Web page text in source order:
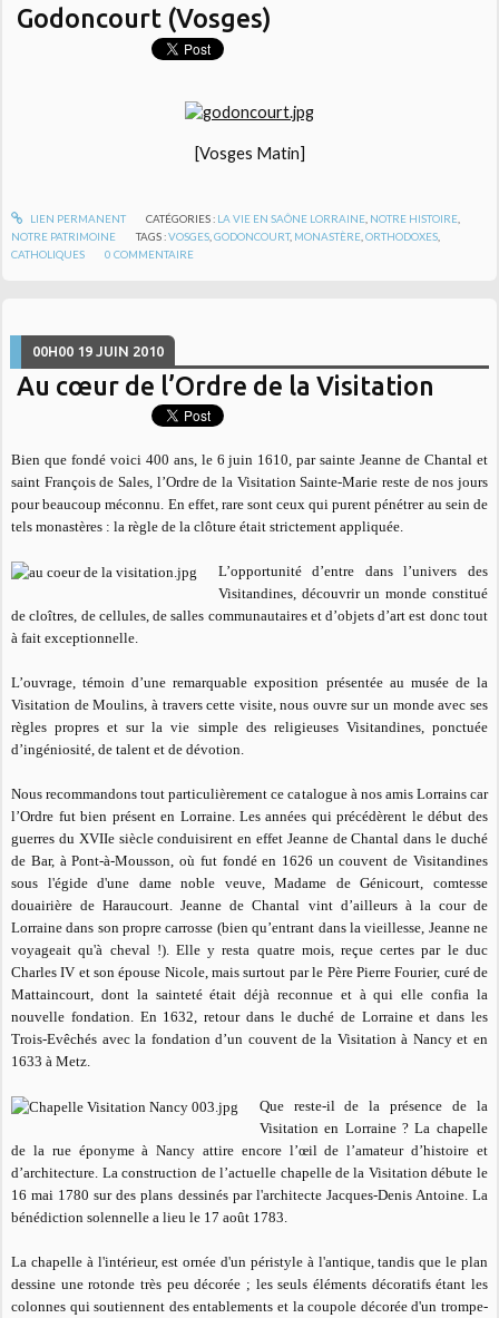
Godoncourt (Vosges)
[Vosges Matin]
LIEN PERMANENT CATÉGORIES : LA VIE EN SAÔNE LORRAINE, NOTRE HISTOIRE,
NOTRE PATRIMOINE
TAGS :VOSGES ,GODONCOURT, MONASTÈRE ,ORTHODOXES
CATHOLIQUES
0 COMMENTAIRE
00H00 19 JUIN 2010
Au cœur de l’Ordre de la Visitation
Bien que fondé voici 400 ans, le 6 juin 1610, par sainte Jeanne de Chantal et
saint François de Sales, l’Ordre de la Visitation Sainte-Marie reste de nos jours
pour beaucoup méconnu. En effet, rare sont ceux qui purent pénétrer au sein de
tels monastères : la règle de la clôture était strictement appliquée.
L’opportunité d’entre dans l’univers des
Visitandines, découvrir un monde constitué
de cloîtres, de cellules, de salles communautaires et d’objets d’art est donc tout
à fait exceptionnelle.
L’ouvrage, témoin d’une remarquable exposition présentée au musée de la
Visitation de Moulins, à travers cette visite, nous ouvre sur un monde avec ses
règles propres et sur la vie simple des religieuses Visitandines, ponctuée
d’ingéniosité, de talent et de dévotion.
Nous recommandons tout particulièrement ce catalogue à nos amis Lorrains car
l’Ordre fut bien présent en Lorraine. Les années qui précédèrent le début des
guerres du XVIIe siècle conduisirent en effet Jeanne de Chantal dans le duché
de Bar, à Pont-à-Mousson, où fut fondé en 1626 un couvent de Visitandines
sous l'égide d'une dame noble veuve, Madame de Génicourt, comtesse
douairière de Haraucourt. Jeanne de Chantal vint d’ailleurs à la cour de
Lorraine dans son propre carrosse (bien qu’entrant dans la vieillesse, Jeanne ne
voyageait qu'à cheval !). Elle y resta quatre mois, reçue certes par le duc
Charles IV et son épouse Nicole, mais surtout par le Père Pierre Fourier, curé de
Mattaincourt, dont la sainteté était déjà reconnue et à qui elle confia la
nouvelle fondation. En 1632, retour dans le duché de Lorraine et dans les
Trois-Evêchés avec la fondation d’un couvent de la Visitation à Nancy et en
1633 à Metz.
Que reste-il de la présence de la
Visitation en Lorraine ? La chapelle
de la rue éponyme à Nancy attire encore l’œil de l’amateur d’histoire et
d’architecture. La construction de l’actuelle chapelle de la Visitation débute le
16 mai 1780 sur des plans dessinés par l'architecte Jacques-Denis Antoine. La
bénédiction solennelle a lieu le 17 août 1783.
La chapelle à l'intérieur, est ornée d'un péristyle à l'antique, tandis que le plan
dessine une rotonde très peu décorée ; les seuls éléments décoratifs étant les
colonnes qui soutiennent des entablements et la coupole décorée d'un trompe-